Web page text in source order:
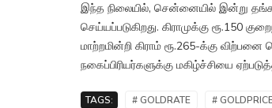
இந்த நிலையில், சென்னையில் இன்று
செய்யப்படுகிறது. கிராமுக்கு ரூ.150
மாற்றமின்றி கிராம் ரூ.265-க்கு
நகைப்பிரியர்களுக்கு மகிழ்ச்சியை
TAGS: # GOLDRATE #